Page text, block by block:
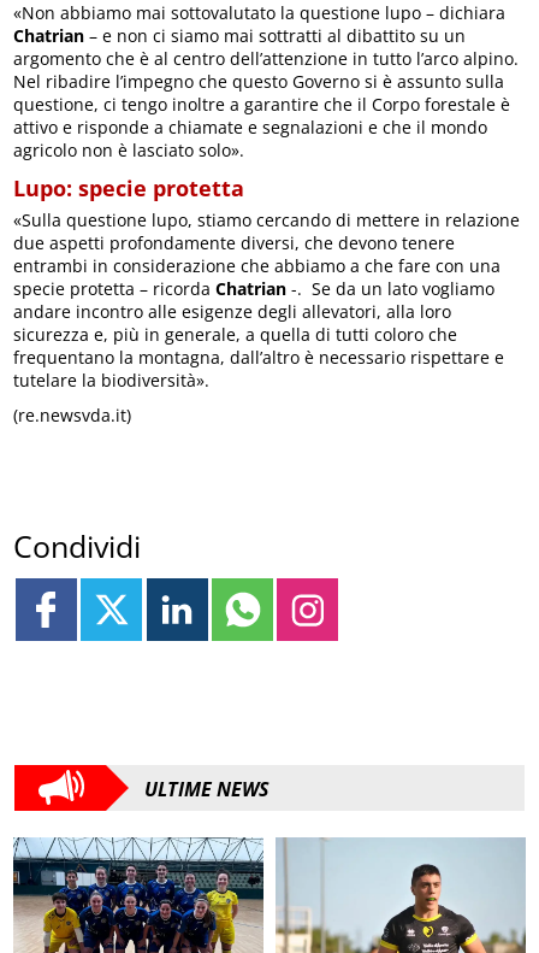
«Non abbiamo mai sottovalutato la questione lupo – dichiara
Chatrian – e non ci siamo mai sottratti al dibattito su un
argomento che è al centro dell’attenzione in tutto l’arco alpino.
Nel ribadire l’impegno che questo Governo si è assunto sulla
questione, ci tengo inoltre a garantire che il Corpo forestale è
attivo e risponde a chiamate e segnalazioni e che il mondo
agricolo non è lasciato solo».
Lupo: specie protetta
«Sulla questione lupo, stiamo cercando di mettere in relazione
due aspetti profondamente diversi, che devono tenere
entrambi in considerazione che abbiamo a che fare con una
specie protetta – ricordaChatrian -. Se da un lato vogliamo
andare incontro alle esigenze degli allevatori, alla loro
sicurezza e, più in generale, a quella di tutti coloro che
frequentano la montagna, dall’altro è necessario rispettare e
tutelare la biodiversità».
(re.newsvda.it)
Condividi
ULTIME NEWS